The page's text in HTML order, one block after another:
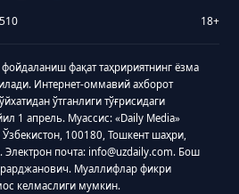
18+
фақат таҳририятнинг ёзма
Интернет-оммавий ахборот
ўтганлиги тўғрисидаги
1 апрель. Муассис: «Daily Media»
100180, Тошкент шаҳри,
почта: info@uzdaily.com. Бош
Муаллифлар фикри
келмаслиги мумкин.